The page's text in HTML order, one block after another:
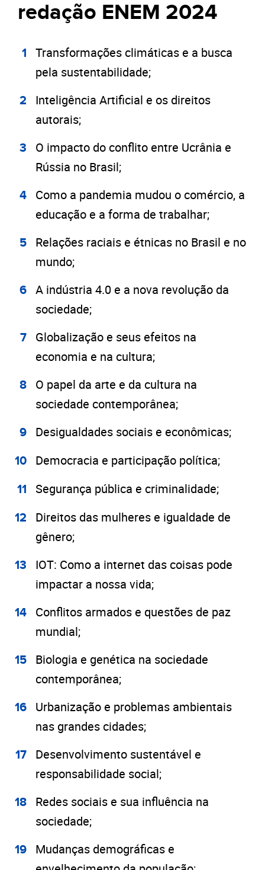
redação ENEM 2024
Transformações climáticas e a busca
pela sustentabilidade;
Inteligência Artificial e os direitos
autorais;
O impacto do conflito entre Ucrânia e
Rússia no Brasil;
Como a pandemia mudou o comércio, a
educação e a forma de trabalhar;
Relações raciais e étnicas no Brasil e no
mundo;
A indústria 4.0 e a nova revolução da
sociedade;
Globalização e seus efeitos na
economia e na cultura;
O papel da arte e da cultura na
sociedade contemporânea;
Desigualdades sociais e econômicas;
Democracia e participação política;
Segurança pública e criminalidade;
Direitos das mulheres e igualdade de
gênero;
IOT: Como a internet das coisas pode
impactar a nossa vida;
Conflitos armados e questões de paz
mundial;
Biologia e genética na sociedade
contemporânea;
Urbanização e problemas ambientais
nas grandes cidades;
Desenvolvimento sustentável e
responsabilidade social;
Redes sociais e sua influência na
sociedade;
Mudanças demográficas e